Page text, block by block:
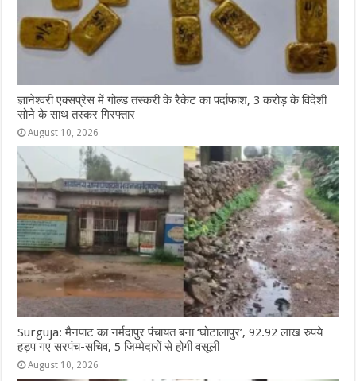
ज्ञानेश्वरी एक्सप्रेस में गोल्ड तस्करी के रैकेट का पर्दाफाश, 3 करोड़ के विदेशी
सोने के साथ तस्कर गिरफ्तार
August 10, 2026
Surguja: मैनपाट का नर्मदापुर पंचायत बना ‘घोटालापुर’, 92.92 लाख रुपये
हड़प गए सरपंच-सचिव, 5 जिम्मेदारों से होगी वसूली
August 10, 2026